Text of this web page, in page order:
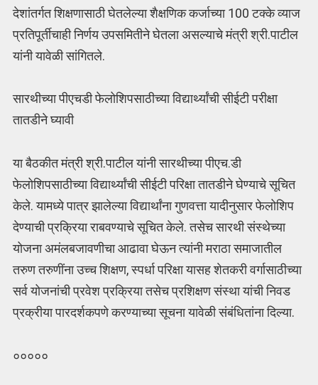
देशांतर्गत शिक्षणासाठी घेतलेल्या शैक्षणिक कर्जाच्या 100 टक्के व्याज
प्रतिपूर्तीचाही निर्णय उपसमितीने घेतला असल्याचे मंत्री श्री.पाटील
यांनी यावेळी सांगितले.
सारथीच्या पीएचडी फेलोशिपसाठीच्या विद्यार्थ्यांची सीईटी परीक्षा
तातडीने घ्यावी
या बैठकीत मंत्री श्री.पाटील यांनी सारथीच्या पीएच.डी
फेलोशिपसाठीच्या विद्यार्थ्यांची सीईटी परिक्षा तातडीने घेण्याचे सूचित
केले. यामध्ये पात्र झालेल्या विद्यार्थांना गुणवत्ता यादीनुसार फेलोशिप
देण्याची प्रक्रिया राबवण्याचे सूचित केले. तसेच सारथी संस्थेच्या
योजना अमंलबजावणीचा आढावा घेऊन त्यांनी मराठा समाजातील
तरुण तरुणींना उच्च शिक्षण, स्पर्धा परिक्षा यासह शेतकरी वर्गासाठीच्या
सर्व योजनांची प्रवेश प्रक्रिया तसेच प्रशिक्षण संस्था यांची निवड
प्रक्रीया पारदर्शकपणे करण्याच्या सूचना यावेळी संबंधितांना दिल्या.
०००००